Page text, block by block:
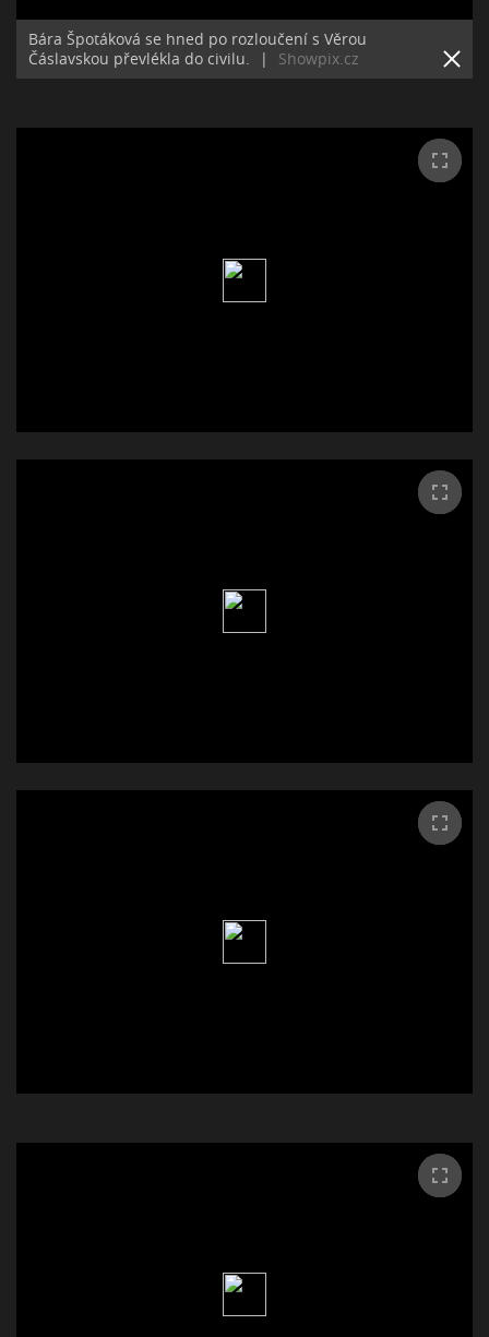
Bára Špotáková se hned po rozloučení s Věrou
Čáslavskou převlékla do civilu.
| Showpix.cz